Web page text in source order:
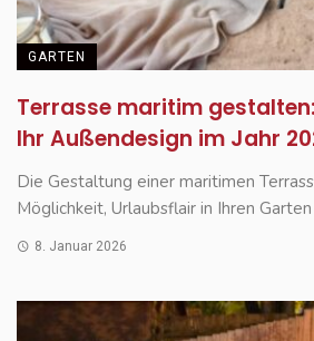
GARTEN
Terrasse maritim
Ihr Außendesign im Jahr
Die Gestaltung einer maritimen
Möglichkeit, Urlaubsflair in Ihren
8. Januar 2026